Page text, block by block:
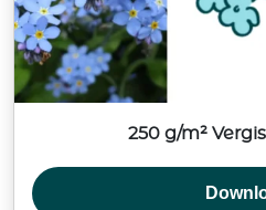
250 g/m²